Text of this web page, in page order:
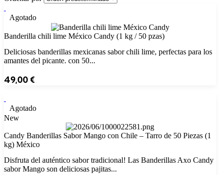
Agotado
Banderilla chili lime México Candy (1 kg / 50 pzas)
Deliciosas banderillas mexicanas sabor chili lime, perfectas para los
amantes del picante. con 50...
49,00€
Agotado
New
Candy Banderillas Sabor Mango con Chile – Tarro de 50 Piezas (1
kg) México
Disfruta del auténtico sabor tradicional! Las Banderillas Axo Candy
sabor Mango son deliciosas pajitas...